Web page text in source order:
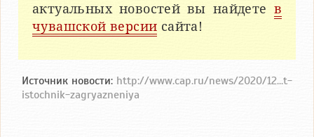
актуальных новостей вы найдете в
чувашской версии сайта!
Источник новости: http://www.cap.ru/news/2020/12...t-
istochnik-zagryazneniya